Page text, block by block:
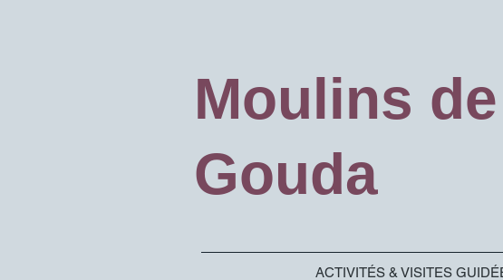
Moulins de
Gouda
ACTIVITÉS & VISITES